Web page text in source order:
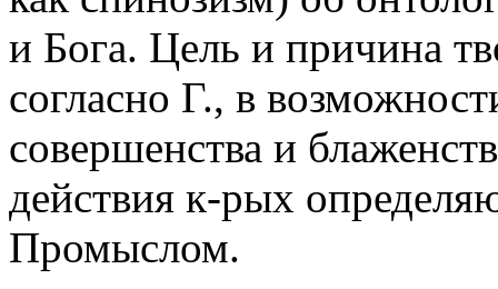
и Бога. Цель и причина
согласно Г., в
совершенства и
действия к-рых
Промыслом.